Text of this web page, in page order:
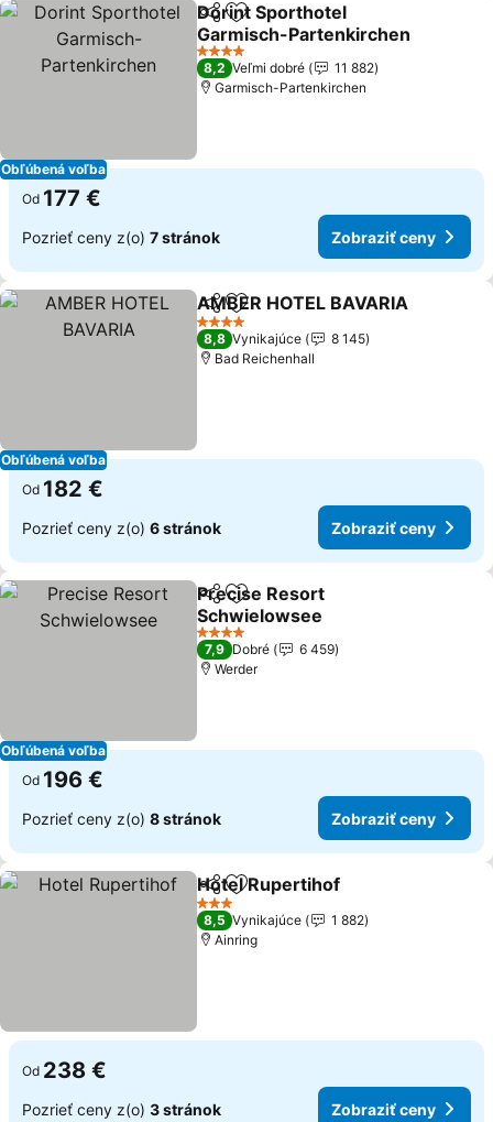
Obľúbená voľba
ZdieľaťPridať do obľúbených
Dorint Sporthotel
Garmisch-Partenkirchen
Zobraziť ceny
4 Počet hviezdičiek
8,2 Veľmi dobré
11 882
Garmisch-Partenkirchen
Od 177 €
Pozrieť ceny z(o) 7 stránok Zobraziť ceny
Obľúbená voľba
ZdieľaťPridať do obľúbených
AMBER HOTEL BAVARIA
4 Počet hviezdičiek
8,8 Vynikajúce
8 145
Bad Reichenhall
Od 182 €
Pozrieť ceny z(o) 6 stránok Zobraziť ceny
Obľúbená voľba
ZdieľaťPridať do obľúbených
Precise Resort
Schwielowsee
Zobraziť ceny
4 Počet hviezdičiek
7,9 Dobré
6 459
Werder
Od 196 €
Pozrieť ceny z(o) 8 stránok Zobraziť ceny
ZdieľaťPridať do obľúbených
Hotel Rupertihof
3 Počet hviezdičiek
8,5 Vynikajúce
1 882
Ainring
Od 238 €
Pozrieť ceny z(o) 3 stránok Zobraziť ceny